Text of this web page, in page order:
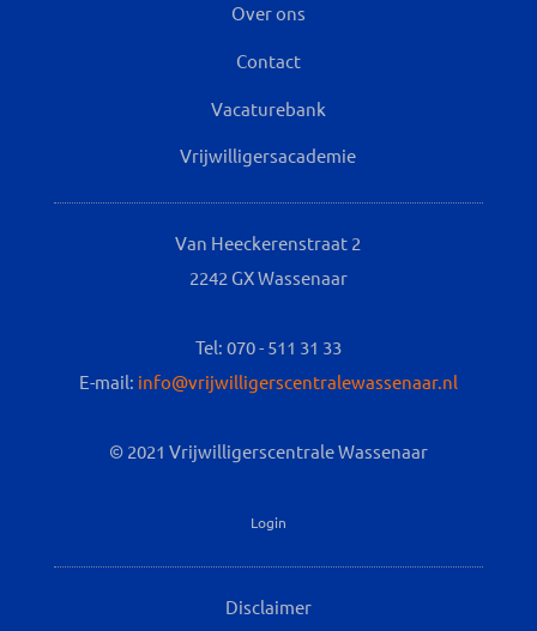
Over ons
Contact
Vacaturebank
Vrijwilligersacademie
Van Heeckerenstraat 2
2242 GX Wassenaar
Tel: 070 - 511 31 33
E-mail: info@vrijwilligerscentralewassenaar.nl
© 2021 Vrijwilligerscentrale Wassenaar
Login
Disclaimer